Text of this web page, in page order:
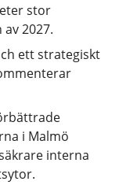
stor
2027.
ett strategiskt
i Malmö
interna